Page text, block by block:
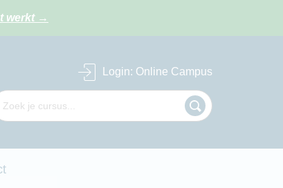
werkt →
Login: Online Campus